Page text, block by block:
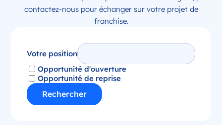
contactez-nous pour échanger sur votre projet de
franchise.
Votre position
Opportunité d'ouverture
Opportunité de reprise